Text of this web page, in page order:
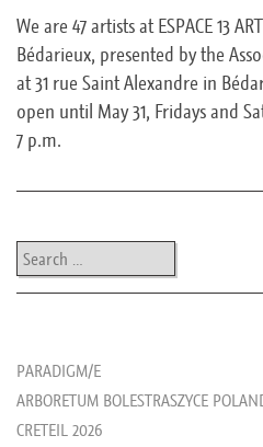
We are 47 artists at ESPACE 13
Bédarieux, presented by the
at 31 rue Saint Alexandre in
open until May 31, Fridays and
7 p.m.
Post navigation
Search
PARADIGM/E
ARBORETUM BOLESTRASZYCE
CRETEIL 2026